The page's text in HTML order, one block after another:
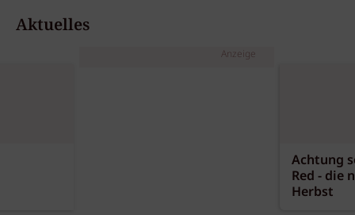
Aktuelles
Anzeige
Achtung
Red - die
Herbst